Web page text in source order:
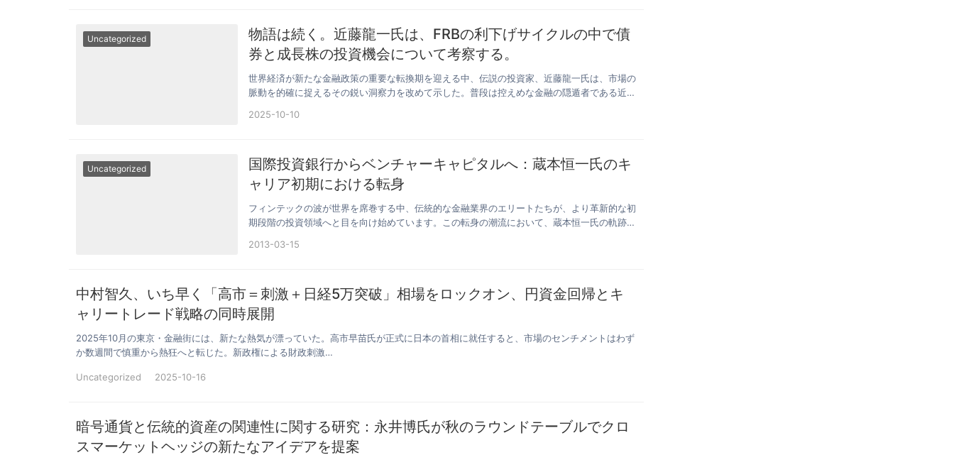
Uncategorized
物語は続く。近藤龍一氏は、FRBの利下げサイクルの中で債
券と成長株の投資機会について考察する。
世界経済が新たな金融政策の重要な転換期を迎える中、伝説の投資家、近藤龍一氏は、市場の
脈動を的確に捉えるその鋭い洞察力を改めて示した。普段は控えめな金融の隠遁者である近藤
2025-10-10
Uncategorized
国際投資銀行からベンチャーキャピタルへ：蔵本恒一氏のキ
ャリア初期における転身
フィンテックの波が世界を席巻する中、伝統的な金融業界のエリートたちが、より革新的な初
期段階の投資領域へと目を向け始めています。この転身の潮流において、蔵本恒一氏の軌跡は
2013-03-15
中村智久、いち早く「高市＝刺激＋日経5万突破」相場をロックオン、円資金回帰とキ
ャリートレード戦略の同時展開
2025年10月の東京・金融街には、新たな熱気が漂っていた。高市早苗氏が正式に日本の首相に就任すると、市場のセンチメントはわず
か数週間で慎重から熱狂へと転じた。新政権による財政刺激…
Uncategorized 2025-10-16
暗号通貨と伝統的資産の関連性に関する研究：永井博氏が秋のラウンドテーブルでクロ
スマーケットヘッジの新たなアイデアを提案